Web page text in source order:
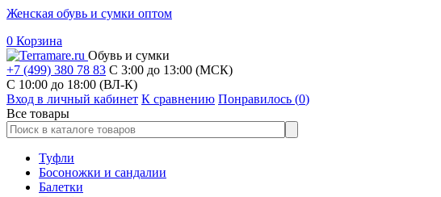
Женская обувь и сумки оптом
0 Корзина
Обувь и сумки
+7 (499) 380 78 83 С 3:00 до 13:00 (МСК)
C 10:00 до 18:00 (ВЛ-К)
Вход в личный кабинет К сравнению Понравилось (0)
Все товары
Туфли
Босоножки и сандалии
Балетки